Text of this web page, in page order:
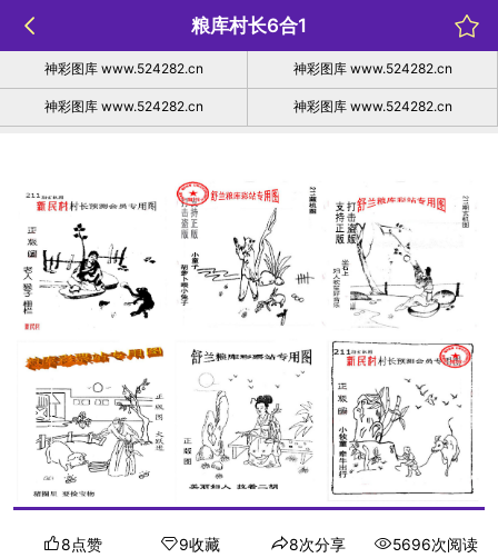
粮库村长6合1
神彩图库 www.524282.cn 神彩图库 www.524282.cn
神彩图库 www.524282.cn 神彩图库 www.524282.cn
8点赞 9收藏 8次分享 5696次阅读